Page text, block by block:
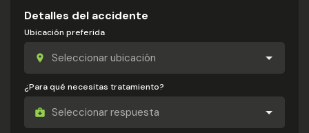
Detalles del accidente
Ubicación preferida
¿Para qué necesitas tratamiento?